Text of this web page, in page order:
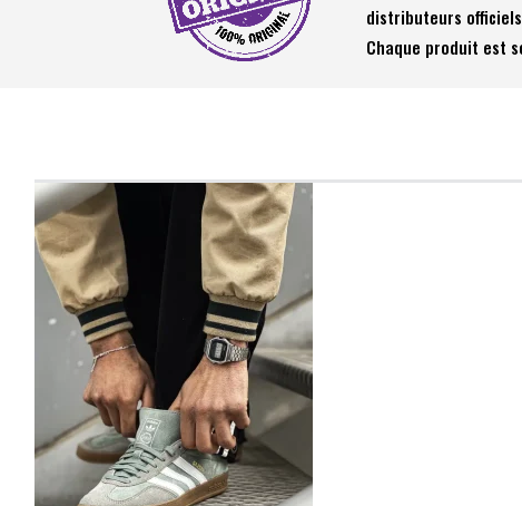
distributeurs
Chaque produit est